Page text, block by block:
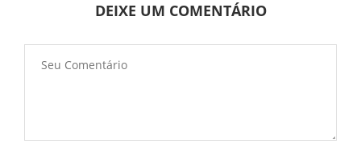
DEIXE UM COMENTÁRIO